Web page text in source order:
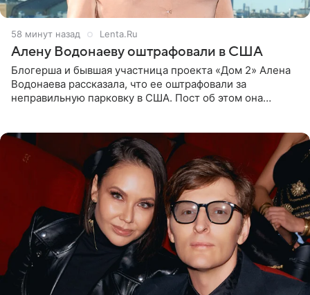
58 минут назад Lenta.Ru
Алену Водонаеву оштрафовали в США
Блогерша и бывшая участница проекта «Дом 2» Алена
Водонаева рассказала, что ее оштрафовали за
неправильную парковку в США. Пост об этом она